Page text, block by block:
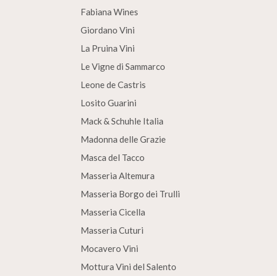
Fabiana Wines
Giordano Vini
La Pruina Vini
Le Vigne di Sammarco
Leone de Castris
Losito Guarini
Mack & Schuhle Italia
Madonna delle Grazie
Masca del Tacco
Masseria Altemura
Masseria Borgo dei Trulli
Masseria Cicella
Masseria Cuturi
Mocavero Vini
Mottura Vini del Salento